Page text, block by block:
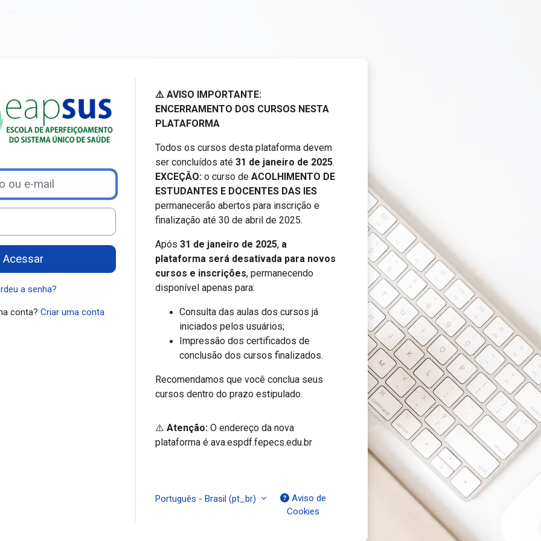
Acesso a Ensino a distância EAPSUS
nova conta
Acessar
a senha?
conta? Criar uma conta
⚠️ AVISO IMPORTANTE:
ENCERRAMENTO DOS CURSOS NESTA
PLATAFORMA
Todos os cursos desta plataforma devem
ser concluídos até 31 de janeiro de 2025.
EXCEÇÂO: o curso de ACOLHIMENTO DE
ESTUDANTES E DOCENTES DAS IES
permanecerão abertos para inscrição e
finalização até 30 de abril de 2025.
Após 31 de janeiro de 2025, a
plataforma será desativada para novos
cursos e inscrições, permanecendo
disponível apenas para:
Consulta das aulas dos cursos já
iniciados pelos usuários;
Impressão dos certificados de
conclusão dos cursos finalizados.
Recomendamos que você conclua seus
cursos dentro do prazo estipulado.
⚠️ Atenção:O endereço da nova
plataforma é ava.espdf.fepecs.edu.br
Português - Brasil ‎(pt_br)‎
Aviso de
Cookies